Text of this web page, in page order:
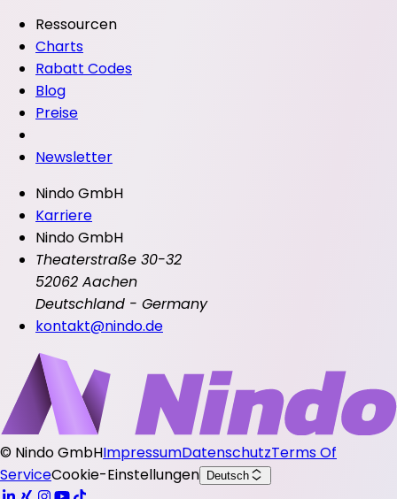
Ressourcen
Charts
Rabatt Codes
Blog
Preise
Newsletter
Nindo GmbH
Karriere
Nindo GmbH
Theaterstraße 30-32
52062 Aachen
Deutschland - Germany
kontakt@nindo.de
© Nindo GmbHImpressumDatenschutzTerms Of
ServiceCookie-Einstellungen Deutsch